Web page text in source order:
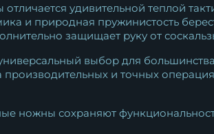
удивительной теплой
и природная пружинистость
защищает руку от
выбор для
и точных
ножны сохраняют